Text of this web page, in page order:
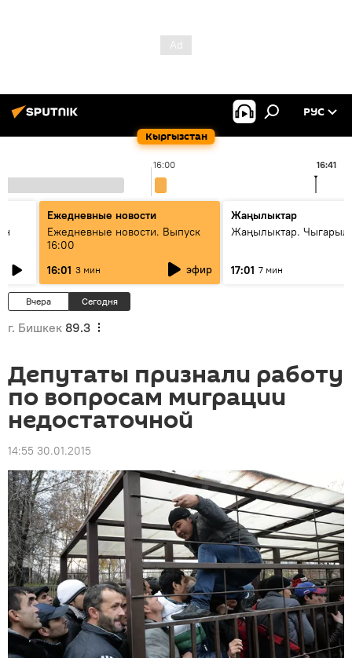
Кыргызстан
РУС
16:00 16:41
Ежедневные новости
Ежедневные новости. Выпуск
16:00
16:01 3 мин эфир
Жаңылыктар
Жаңылыктар.
17:01 7 мин
Вчера Сегодня
г. Бишкек 89.3
Депутаты признали работу
по вопросам миграции
недостаточной
14:55 30.01.2015